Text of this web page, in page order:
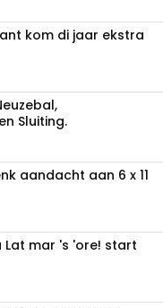
kom di jaar ekstra
Sluiting.
aandacht aan 6 x 11
mar 's 'ore! start